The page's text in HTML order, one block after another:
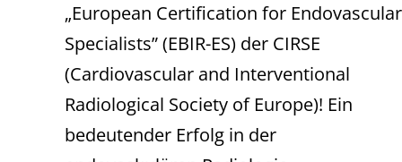
„European Certification for Endovascular
Specialists” (EBIR-ES) der CIRSE
(Cardiovascular and Interventional
Radiological Society of Europe)! Ein
bedeutender Erfolg in der